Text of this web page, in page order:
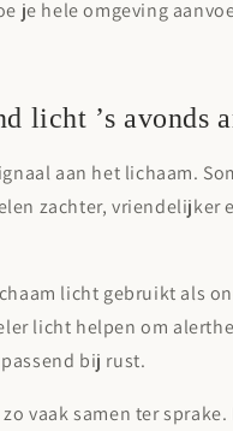
je hele omgeving
licht ’s avonds
aan het lichaam.
zachter, vriendelijker
licht gebruikt als
licht helpen om
bij rust.
zo vaak samen ter